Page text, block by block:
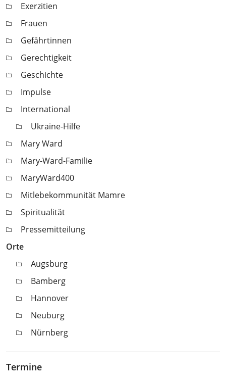
Exerzitien
Frauen
Gefährtinnen
Gerechtigkeit
Geschichte
Impulse
International
Ukraine-Hilfe
Mary Ward
Mary-Ward-Familie
MaryWard400
Mitlebekommunität Mamre
Spiritualität
Pressemitteilung
Orte
Augsburg
Bamberg
Hannover
Neuburg
Nürnberg
Termine